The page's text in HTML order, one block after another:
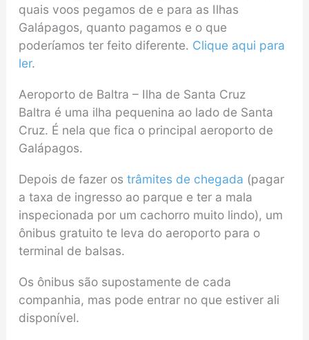
quais voos pegamos de e para as Ilhas
Galápagos, quanto pagamos e o que
poderíamos ter feito diferente. Clique aqui para
ler.
Aeroporto de Baltra – Ilha de Santa Cruz
Baltra é uma ilha pequenina ao lado de Santa
Cruz. É nela que fica o principal aeroporto de
Galápagos.
Depois de fazer os trâmites de chegada (pagar
a taxa de ingresso ao parque e ter a mala
inspecionada por um cachorro muito lindo), um
ônibus gratuito te leva do aeroporto para o
terminal de balsas.
Os ônibus são supostamente de cada
companhia, mas pode entrar no que estiver ali
disponível.